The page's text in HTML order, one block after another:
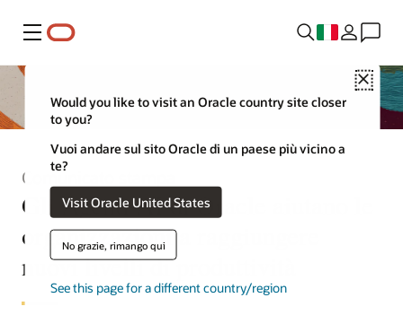
Menu
Close
Would you like to visit an Oracle country site closer
to you?
Vuoi andare sul sito Oracle di un paese più vicino a
te?
Visit Oracle United States
No grazie, rimango qui
See this page for a different country/region
Comunicato stampa
Gli Agenti AI di Oracle aiutano le
organizzazioni a raggiungere
nuovi livelli di produttività